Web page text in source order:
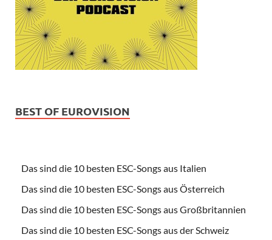
BEST OF EUROVISION
Das sind die 10 besten ESC-Songs aus Italien
Das sind die 10 besten ESC-Songs aus Österreich
Das sind die 10 besten ESC-Songs aus Großbritannien
Das sind die 10 besten ESC-Songs aus der Schweiz